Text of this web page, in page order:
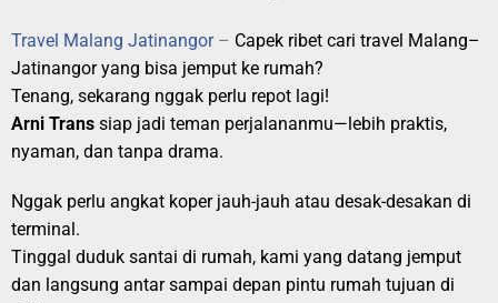
Travel Malang Jatinangor– Capek ribet cari travel Malang–
Jatinangor yang bisa jemput ke rumah?
Tenang, sekarang nggak perlu repot lagi!
Arni Trans siap jadi teman perjalananmu—lebih praktis,
nyaman, dan tanpa drama.
Nggak perlu angkat koper jauh-jauh atau desak-desakan di
terminal.
Tinggal duduk santai di rumah, kami yang datang jemput
dan langsung antar sampai depan pintu rumah tujuan di